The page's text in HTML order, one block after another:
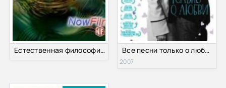
Естественная философия любви (2013) Все песни только о любви (2007)
2007